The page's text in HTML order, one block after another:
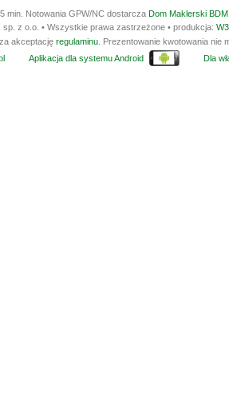
min. Notowania GPW/NC dostarcza Dom Maklerski
z o.o. • Wszystkie prawa zastrzeżone • produkcja:
akceptację regulaminu . Prezentowanie kwotowania
Aplikacja dla systemu Android Dla